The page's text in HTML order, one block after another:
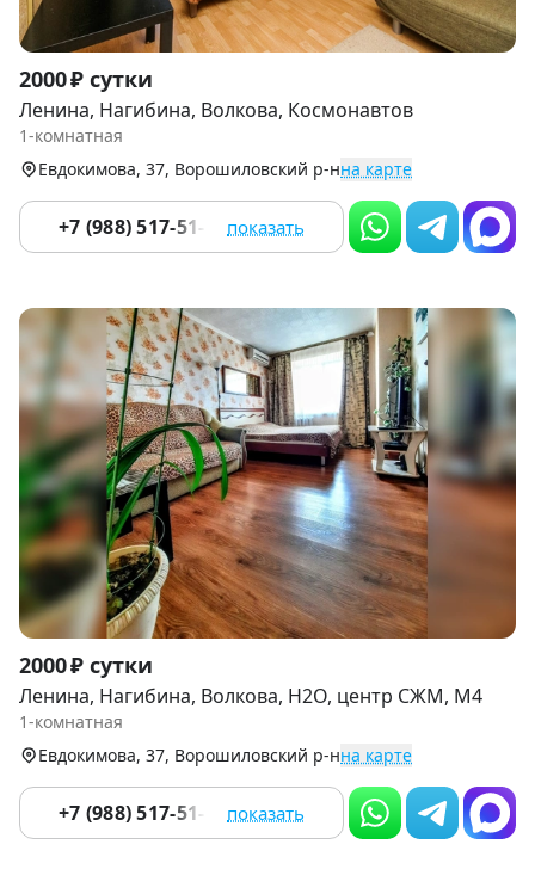
Item
1
of
2000 ₽ сутки
Ленина, Нагибина, Волкова, Космонавтов
1-комнатная
Евдокимова, 37, Ворошиловский р-нна карте
+7 (988) 517-51-17 показать
Item
1
of
2000 ₽ сутки
Ленина, Нагибина, Волкова, H2O, центр СЖМ, М4
1-комнатная
Евдокимова, 37, Ворошиловский р-нна карте
+7 (988) 517-51-17 показать